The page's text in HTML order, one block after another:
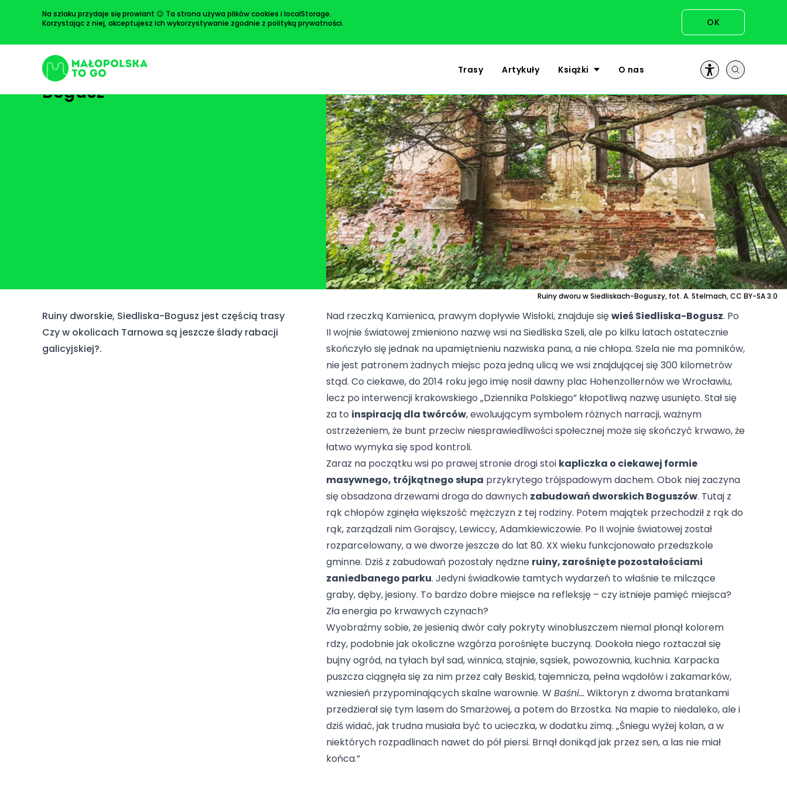
Trasy Artykuły Książki O nas
Ruiny dworu w Siedliskach-Boguszy, fot. A. Stelmach, CC BY-SA 3.0
Ruiny dworskie, Siedliska-
Bogusz
Ruiny dworskie, Siedliska-Bogusz jest częścią trasy
Czy w okolicach Tarnowa są jeszcze ślady rabacji
galicyjskiej?.
Nad rzeczką Kamienica, prawym dopływie Wisłoki, znajduje sięwieś Siedliska-Bogusz. Po
II wojnie światowej zmieniono nazwę wsi na Siedliska Szeli, ale po kilku latach ostatecznie
skończyło się jednak na upamiętnieniu nazwiska pana, a nie chłopa. Szela nie ma pomników,
nie jest patronem żadnych miejsc poza jedną ulicą we wsi znajdującej się 300 kilometrów
stąd. Co ciekawe, do 2014 roku jego imię nosił dawny plac Hohenzollernów we Wrocławiu,
lecz po interwencji krakowskiego „Dziennika Polskiego” kłopotliwą nazwę usunięto. Stał się
za to inspiracją dla twórców, ewoluującym symbolem różnych narracji, ważnym
ostrzeżeniem, że bunt przeciw niesprawiedliwości społecznej może się skończyć krwawo, że
łatwo wymyka się spod kontroli.
Zaraz na początku wsi po prawej stronie drogi stoi kapliczka o ciekawej formie
masywnego, trójkątnego słupa przykrytego trójspadowym dachem. Obok niej zaczyna
się obsadzona drzewami droga do dawnych zabudowań dworskich Boguszów. Tutaj z
rąk chłopów zginęła większość mężczyzn z tej rodziny. Potem majątek przechodził z rąk do
rąk, zarządzali nim Gorajscy, Lewiccy, Adamkiewiczowie. Po II wojnie światowej został
rozparcelowany, a we dworze jeszcze do lat 80. XX wieku funkcjonowało przedszkole
gminne. Dziś z zabudowań pozostały nędzne ruiny, zarośnięte pozostałościami
zaniedbanego parku. Jedyni świadkowie tamtych wydarzeń to właśnie te milczące
graby, dęby, jesiony. To bardzo dobre miejsce na refleksję – czy istnieje pamięć miejsca?
Zła energia po krwawych czynach?
Wyobraźmy sobie, że jesienią dwór cały pokryty winobluszczem niemal płonął kolorem
rdzy, podobnie jak okoliczne wzgórza porośnięte buczyną. Dookoła niego roztaczał się
bujny ogród, na tyłach był sad, winnica, stajnie, sąsiek, powozownia, kuchnia. Karpacka
puszcza ciągnęła się za nim przez cały Beskid, tajemnicza, pełna wądołów i zakamarków,
wzniesień przypominających skalne warownie. W Baśni… Wiktoryn z dwoma bratankami
przedzierał się tym lasem do Smarżowej, a potem do Brzostka. Na mapie to niedaleko, ale i
dziś widać, jak trudna musiała być to ucieczka, w dodatku zimą. „Śniegu wyżej kolan, a w
niektórych rozpadlinach nawet do pół piersi. Brnął donikąd jak przez sen, a las nie miał
końca.”
Na szlaku przydaje się prowiant 😉 Ta strona używa plików cookies i localStorage.
Korzystając z niej, akceptujesz ich wykorzystywanie zgodnie z polityką prywatności. OK